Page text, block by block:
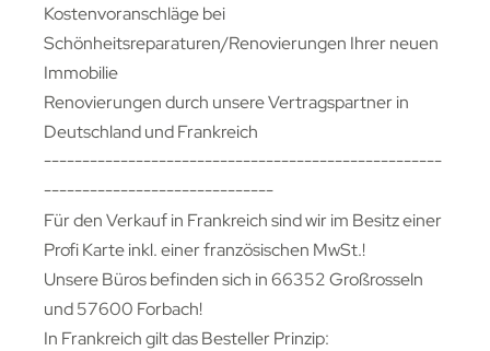
Kostenvoranschläge bei
Schönheitsreparaturen/Renovierungen Ihrer neuen
Immobilie
Renovierungen durch unsere Vertragspartner in
Deutschland und Frankreich
----------------------------------------------------
------------------------------
Für den Verkauf in Frankreich sind wir im Besitz einer
Profi Karte inkl. einer französischen MwSt.!
Unsere Büros befinden sich in 66352 Großrosseln
und 57600 Forbach!
In Frankreich gilt das Besteller Prinzip: